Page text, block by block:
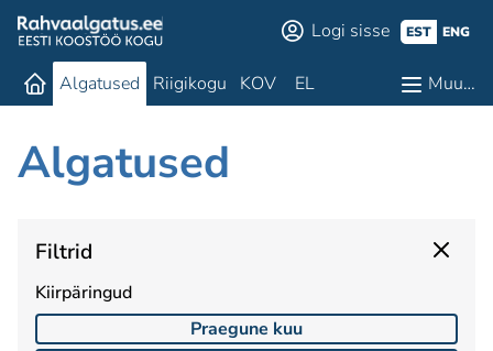
Logi sisse EST ENG
Algatused Riigikogu KOV EL Muu…
Algatused
Filtrid
Kiirpäringud
Praegune kuu